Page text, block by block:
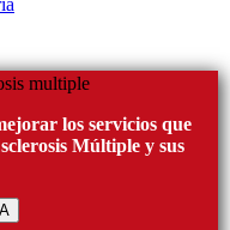
los servicios que
Múltiple y sus